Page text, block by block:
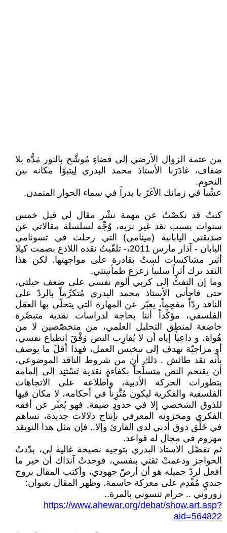
من عتمة الزوال الأرضي إلى فضاءٍ مُوشَّح بالنور مَدُّه بلا
ضفاف، غادَرَنا الأستاذ محمد البدري لِيتبوَّأ مكانه بين
النجوم.
عشْنا في زمانك الأغَرّ يا بدراً في سماء الحوار المتمدن.
كنتُ قد نكصْتُ عن مهمة نشْر مقال لي قبل خمس
سنوات بسبب نقد غير نزيه، وُجِّه لسلسلة مقالاتي عن
صديقتي اليابانية (مينامي) التي رحلت في تسونامي
اليابان - آذار مارس 2011،- تلقّيتُ نقده اللاذع بصمت كيلا
أثير مشاكسات لستُ بقادرة على مواجهتها. لكن هذا
النقد ترك أثراً سلبياً زعزع طمأنينتي.
وما إن التفتُّ إلى كربي ألوم نفسي على ضعف حيلتي،
حتى فاجأني الأستاذ محمد البدري مُتكرِّماً بالردّ على
الناقد ردّاً مفحِماً، يعبّر عن المهارة التي يتحلّى بها العقل
الفلسفي، مؤكِّداً أننا بحاجة لدراسات نقدية متبصِّرة
خاضعة لمنطق التحليل العلمي، من متخصّصين لا من
هُواة، و داعِياً إياه أن لا يُقارِب النص وَفْقَ انطباع نفسي،
أو مزاجيّة تهدف إلى تبخيس العمل، فهذا أقلّ ما يوصف
بأنه نقد طائش . ذلك أن من شروط الناقد الموضوعي،
أن يقتحم النص متسلِّحاً بكفاءةٍ نقدية تَسْتنِد إلى إلمامه
بتطورات الحركة الأدبية، واطلاعه على الاتجاهات
الفلسفية والفكرية ليكون مُتَّزِناً في أحكامه، لا مكان فيها
للذوق الشخصي إلا في حدودٍ ضيقة. فهو يُعبِّر عن أفقه
الفكري ومخزونه المعرفي بإنتاج دلالات جديدة، تساهم
في خَلْق ذوق أدبي لدى القارئ وإلا.. فإن مثل هذا النويقد
مهزوم في مجال له قواعد.
ثم تفضّل الأستاذ البدري بتوجيه نصيحة غالية لي، بدّدتْ
الحواجز ودعمتْ ثقتي بنفسي، فوجدتُ آنذاك أن خير ما
أفعل لردّ جميله هو أن أرصّ جهودي، وأكتب المقال بروح
جنديٍ مُقْدِم على معركة حاسمة. وظهر المقال بعنوان:
زوروني .. حرام تنسوني بالمرة..
https://www.ahewar.org/debat/show.art.asp?
aid=564822